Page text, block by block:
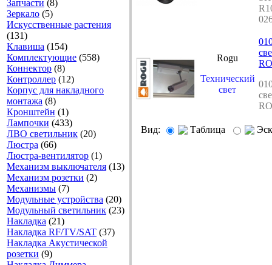
Запчасти (8)
Зеркало (5)
Искусственные растения
(131)
Клавиша (154)
Комплектующие (558)
Коннектор (8)
Контроллер (12)
Корпус для накладного
монтажа (8)
Кронштейн (1)
Лампочки (433)
ЛВО светильник (20)
Люстра (66)
Люстра-вентилятор (1)
Механизм выключателя (13)
Механизм розетки (2)
Механизмы (7)
Модульные устройства (20)
Модульный светильник (23)
Накладка (21)
Накладка RF/TV/SAT (37)
Накладка Акустической
розетки (9)
Rogu
Технический
свет
Вид: Таблица